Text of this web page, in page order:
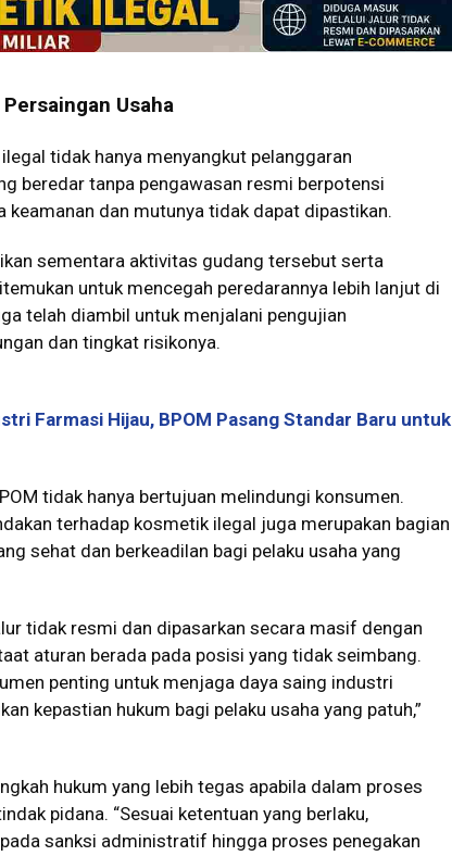
Usaha
tidak hanya menyangkut pelanggaran
beredar tanpa pengawasan resmi berpotensi
keamanan dan mutunya tidak dapat dipastikan.
sementara aktivitas gudang tersebut serta
untuk mencegah peredarannya lebih lanjut di
telah diambil untuk menjalani pengujian
dan tingkat risikonya.
Farmasi Hijau, BPOM Pasang Standar Baru untuk
tidak hanya bertujuan melindungi konsumen.
terhadap kosmetik ilegal juga merupakan bagian
sehat dan berkeadilan bagi pelaku usaha yang
tidak resmi dan dipasarkan secara masif dengan
aturan berada pada posisi yang tidak seimbang.
penting untuk menjaga daya saing industri
kepastian hukum bagi pelaku usaha yang patuh,”
hukum yang lebih tegas apabila dalam proses
pidana. “Sesuai ketentuan yang berlaku,
sanksi administratif hingga proses penegakan